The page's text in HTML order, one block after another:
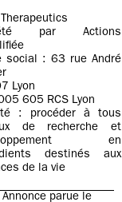
par Actions
social : 63 rue André
Lyon
605 RCS Lyon
: procéder à tous
de recherche et
en
destinés aux
de la vie
Annonce parue le